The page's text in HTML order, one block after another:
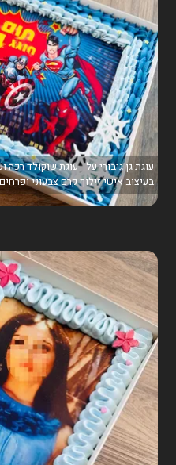
עוגת גן גיבורי על - עוגת שוקולד
בעיצוב אישי זילוף קרם צבעוני ופרחים